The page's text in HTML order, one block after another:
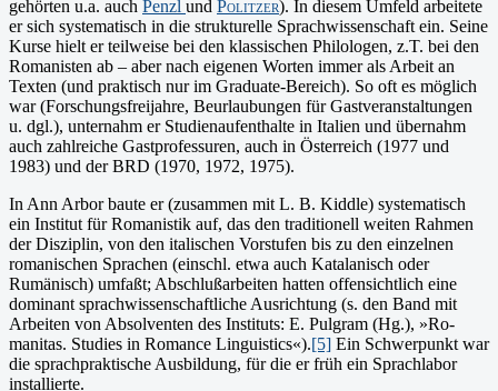
gehörten u.a. auch Penzl und Politzer). In diesem Umfeld ar­beitete
er sich systematisch in die strukturelle Sprachwissenschaft ein. Seine
Kurse hielt er teilweise bei den klassi­schen Philologen, z.T. bei den
Romanisten ab – aber nach eigenen Worten immer als Arbeit an
Texten (und praktisch nur im Graduate-Be­reich). So oft es mög­lich
war (Forschungsfreijahre, Beurlaubun­gen für Gastveranstaltun­gen
u. dgl.), unternahm er Studienaufent­halte in Italien und übernahm
auch zahlrei­che Gastprofessuren, auch in Österreich (1977 und
1983) und der BRD (1970, 1972, 1975).
In Ann Arbor baute er (zusammen mit L. B. Kiddle) sy­stematisch
ein Institut für Romani­stik auf, das den traditionell weiten Rahmen
der Disziplin, von den italischen Vorstufen bis zu den einzelnen
romanischen Sprachen (einschl. etwa auch Katalanisch oder
Rumänisch) umfaßt; Ab­schlußarbeiten hatten offensichtlich eine
dominant sprachwissenschaftliche Ausrichtung (s. den Band mit
Arbeiten von Absolventen des Instituts: E. Pulgram (Hg.), »Ro­
manitas. Stu­dies in Romance Linguistics«).[5] Ein Schwerpunkt war
die sprachpraktische Ausbildung, für die er früh ein Sprachlabor
installierte.